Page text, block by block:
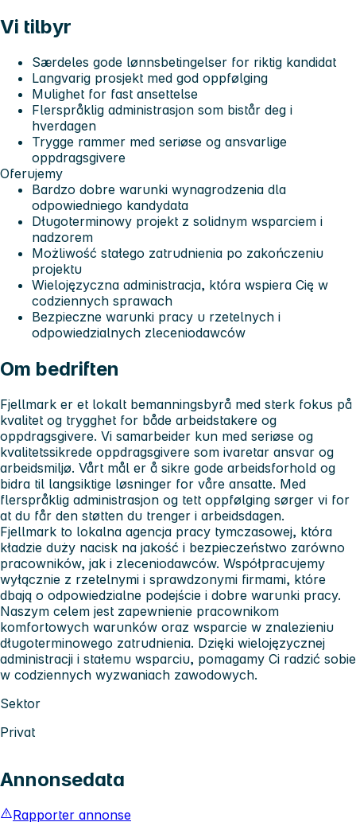
Vi tilbyr
Særdeles gode lønnsbetingelser for riktig kandidat
Langvarig prosjekt med god oppfølging
Mulighet for fast ansettelse
Flerspråklig administrasjon som bistår deg i
hverdagen
Trygge rammer med seriøse og ansvarlige
oppdragsgivere
Oferujemy
Bardzo dobre warunki wynagrodzenia dla
odpowiedniego kandydata
Długoterminowy projekt z solidnym wsparciem i
nadzorem
Możliwość stałego zatrudnienia po zakończeniu
projektu
Wielojęzyczna administracja, która wspiera Cię w
codziennych sprawach
Bezpieczne warunki pracy u rzetelnych i
odpowiedzialnych zleceniodawców
Om bedriften
Fjellmark er et lokalt bemanningsbyrå med sterk fokus på
kvalitet og trygghet for både arbeidstakere og
oppdragsgivere. Vi samarbeider kun med seriøse og
kvalitetssikrede oppdragsgivere som ivaretar ansvar og
arbeidsmiljø. Vårt mål er å sikre gode arbeidsforhold og
bidra til langsiktige løsninger for våre ansatte. Med
flerspråklig administrasjon og tett oppfølging sørger vi for
at du får den støtten du trenger i arbeidsdagen.
Fjellmark to lokalna agencja pracy tymczasowej, która
kładzie duży nacisk na jakość i bezpieczeństwo zarówno
pracowników, jak i zleceniodawców. Współpracujemy
wyłącznie z rzetelnymi i sprawdzonymi firmami, które
dbają o odpowiedzialne podejście i dobre warunki pracy.
Naszym celem jest zapewnienie pracownikom
komfortowych warunków oraz wsparcie w znalezieniu
długoterminowego zatrudnienia. Dzięki wielojęzycznej
administracji i stałemu wsparciu, pomagamy Ci radzić sobie
w codziennych wyzwaniach zawodowych.
Sektor
Privat
Annonsedata
Rapporter annonse